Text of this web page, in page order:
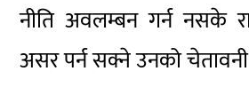
नीति अवलम्बन गर्न नसके
असर पर्न सक्ने उनको